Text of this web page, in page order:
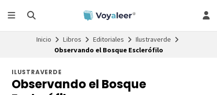
Inicio Libros Editoriales
Ilustraverde
Observando el Bosque Esclerófilo
ILUSTRAVERDE
Observando el Bosque